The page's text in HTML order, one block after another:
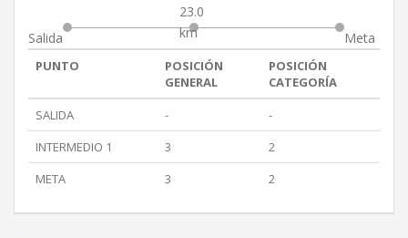
Salida
23.0
km
Meta
PUNTO
POSICIÓN
GENERAL
POSICIÓN
CATEGORÍA
SALIDA
-
-
INTERMEDIO 1
3
2
META
3 2